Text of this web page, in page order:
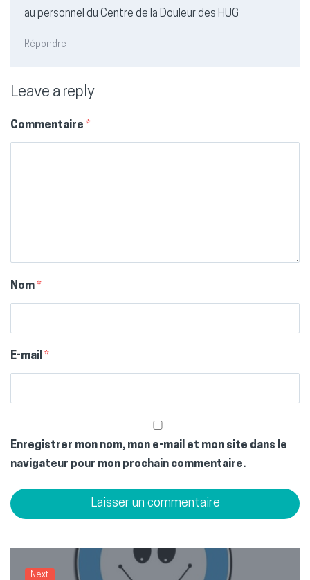
au personnel du Centre de la Douleur des HUG
Répondre
Leave a reply
Commentaire *
Nom *
E-mail *
Enregistrer mon nom, mon e-mail et mon site dans le
navigateur pour mon prochain commentaire.
Next